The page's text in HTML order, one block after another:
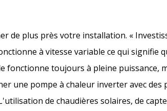
de plus près votre installation. «
à vitesse variable ce qui signifie
toujours à pleine puissance,
une pompe à chaleur inverter avec des
de chaudières solaires, de